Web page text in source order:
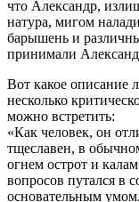
что Александр,
натура, мигом
барышень и
принимали
Вот какое описание
несколько
можно встретить:
«Как человек, он
тщеславен, в
огнем острот и
вопросов путался в
основательным